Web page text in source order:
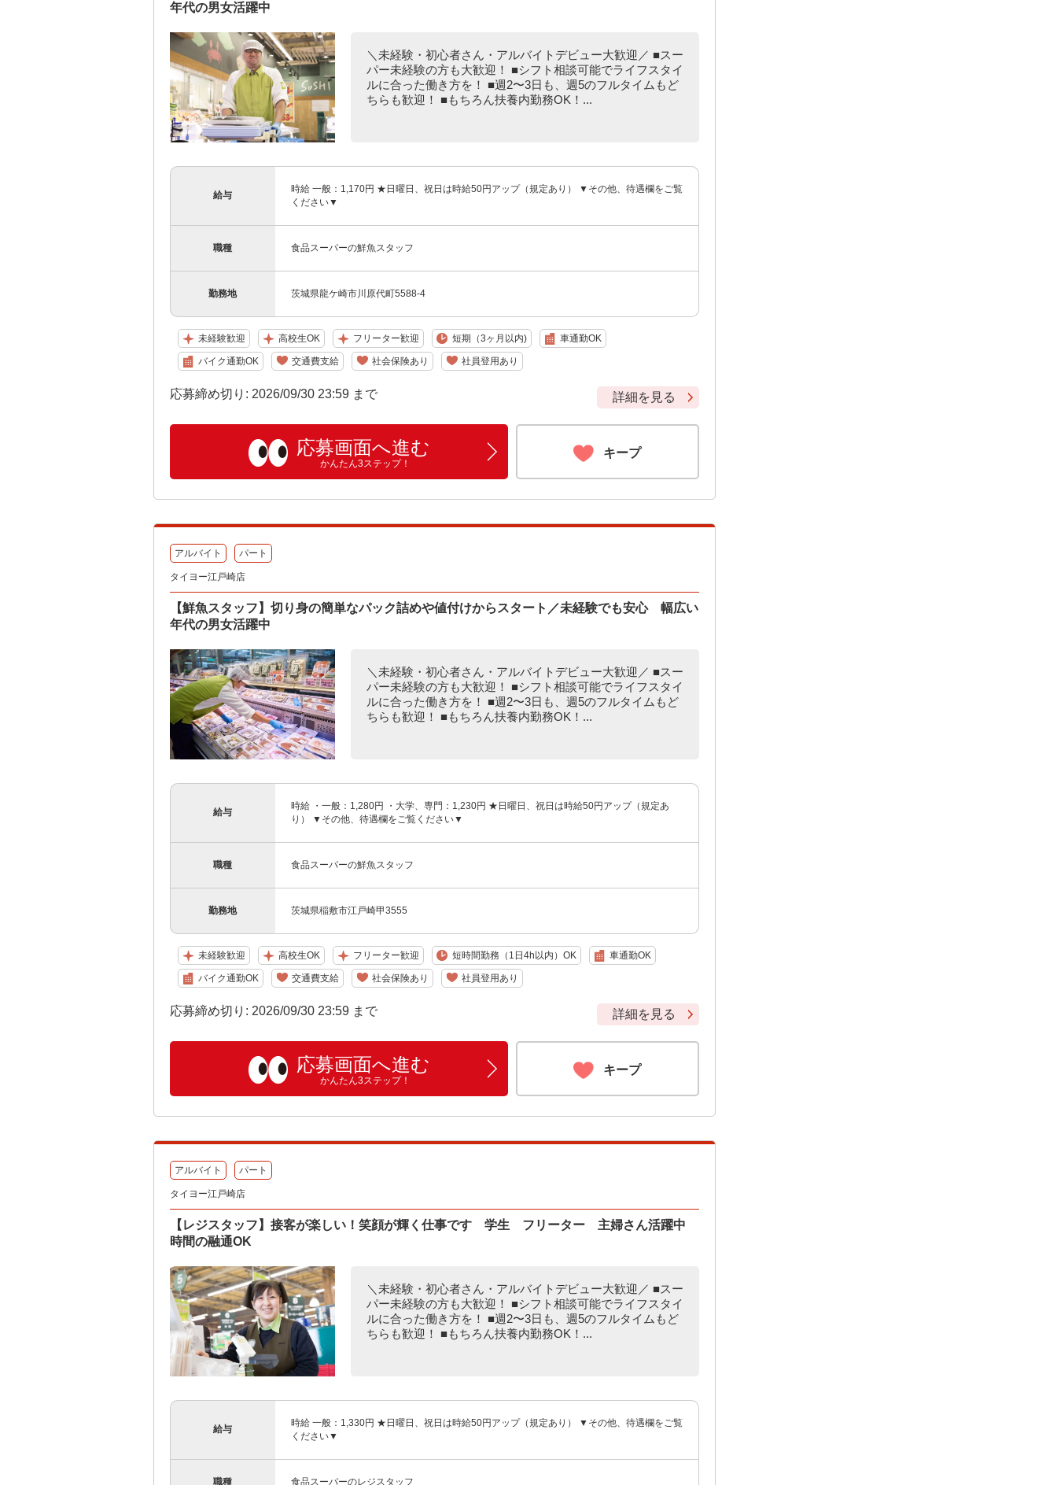
年代の男女活躍中
＼未経験・初心者さん・アルバイトデビュー大歓迎／ ■スー
パー未経験の方も大歓迎！ ■シフト相談可能でライフスタイ
ルに合った働き方を！ ■週2〜3日も、週5のフルタイムもど
ちらも歓迎！ ■もちろん扶養内勤務OK！...
給与
時給 一般：1,170円 ★日曜日、祝日は時給50円アップ（規定あり） ▼その他、待遇欄をご覧
ください▼
職種 食品スーパーの鮮魚スタッフ
勤務地 茨城県龍ケ崎市川原代町5588-4
未経験歓迎 高校生OK フリーター歓迎 短期（3ヶ月以内) 車通勤OK
バイク通勤OK 交通費支給 社会保険あり 社員登用あり
応募締め切り: 2026/09/30 23:59 まで 詳細を見る
応募画面へ進む
かんたん3ステップ！
キープ
アルバイト パート
タイヨー江戸崎店
【鮮魚スタッフ】切り身の簡単なパック詰めや値付けからスタート／未経験でも安心 幅広い
年代の男女活躍中
＼未経験・初心者さん・アルバイトデビュー大歓迎／ ■スー
パー未経験の方も大歓迎！ ■シフト相談可能でライフスタイ
ルに合った働き方を！ ■週2〜3日も、週5のフルタイムもど
ちらも歓迎！ ■もちろん扶養内勤務OK！...
給与
時給 ・一般：1,280円 ・大学、専門：1,230円 ★日曜日、祝日は時給50円アップ（規定あ
り） ▼その他、待遇欄をご覧ください▼
職種 食品スーパーの鮮魚スタッフ
勤務地 茨城県稲敷市江戸崎甲3555
未経験歓迎 高校生OK フリーター歓迎 短時間勤務（1日4h以内）OK 車通勤OK
バイク通勤OK 交通費支給 社会保険あり 社員登用あり
応募締め切り: 2026/09/30 23:59 まで 詳細を見る
応募画面へ進む
かんたん3ステップ！
キープ
アルバイト パート
タイヨー江戸崎店
【レジスタッフ】接客が楽しい！笑顔が輝く仕事です 学生 フリーター 主婦さん活躍中
時間の融通OK
＼未経験・初心者さん・アルバイトデビュー大歓迎／ ■スー
パー未経験の方も大歓迎！ ■シフト相談可能でライフスタイ
ルに合った働き方を！ ■週2〜3日も、週5のフルタイムもど
ちらも歓迎！ ■もちろん扶養内勤務OK！...
給与
時給 一般：1,330円 ★日曜日、祝日は時給50円アップ（規定あり） ▼その他、待遇欄をご覧
ください▼
職種 食品スーパーのレジスタッフ